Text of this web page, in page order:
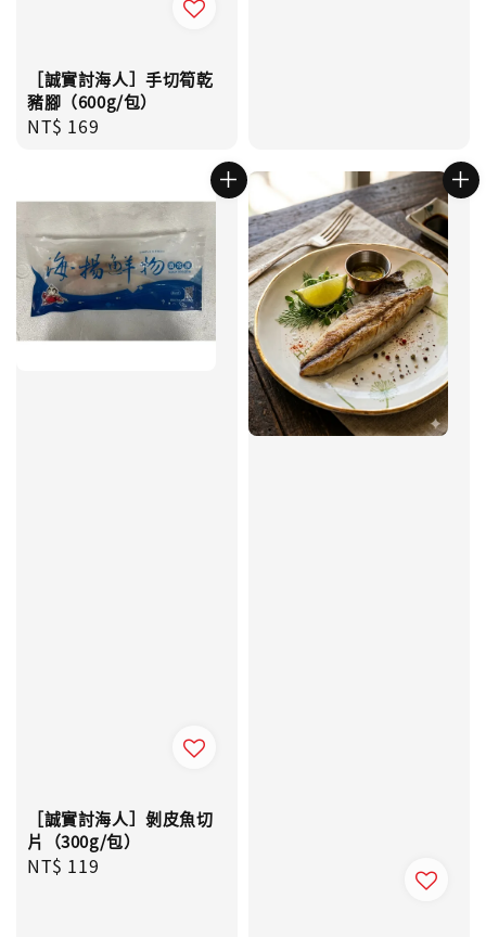
［誠實討海人］手切筍乾
豬腳（600g/包）
Regular
NT$ 169
［誠實討海人］剝皮魚切
片（300g/包）
Regular
NT$ 119